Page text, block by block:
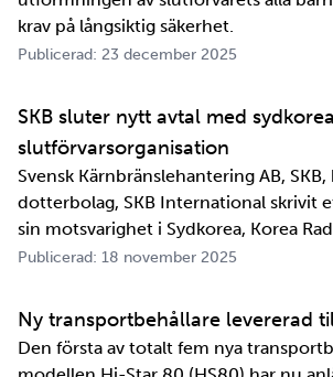
krav på långsiktig säkerhet.
Publicerad: 23 december 2025
SKB sluter nytt avtal med
slutförvarsorganisation
Svensk Kärnbränslehantering AB,
dotterbolag, SKB International skrivit
sin motsvarighet i Sydkorea, Korea
Agency, KORAD. Avtalet, som är ett så
samarbetet mellan de två
Publicerad: 18 november 2025
Ny transportbehållare levererad
Den första av totalt fem nya